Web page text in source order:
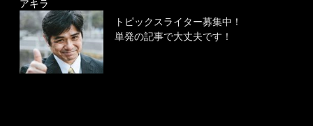
アキラ
トピックスライター募集中！
単発の記事で大丈夫です！